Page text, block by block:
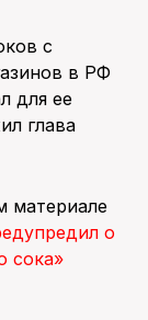
с
в РФ
для ее
глава
материале
о
сока»